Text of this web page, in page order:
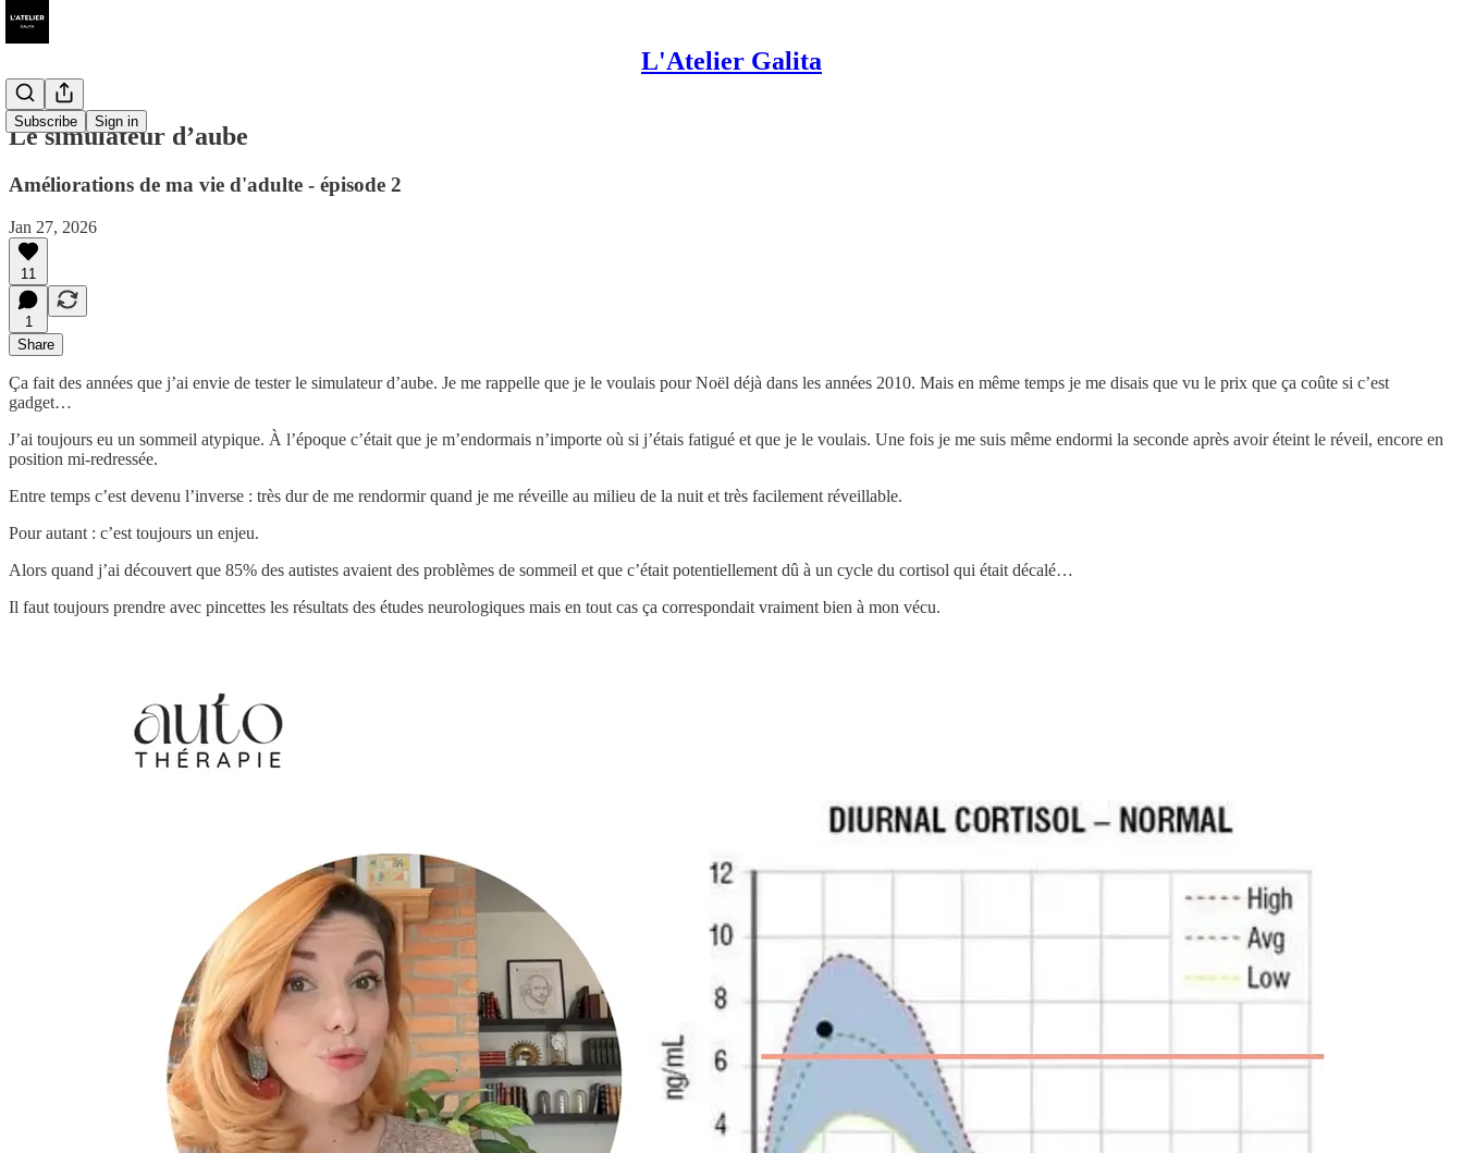
L'Atelier Galita
Subscribe Sign in
Le simulateur d’aube
Améliorations de ma vie d'adulte - épisode 2
Jan 27, 2026
11
1
Share
Ça fait des années que j’ai envie de tester le simulateur d’aube. Je me rappelle que je le voulais pour Noël déjà dans les années 2010. Mais en même temps je me disais que vu le prix que ça coûte si c’est
gadget…
J’ai toujours eu un sommeil atypique. À l’époque c’était que je m’endormais n’importe où si j’étais fatigué et que je le voulais. Une fois je me suis même endormi la seconde après avoir éteint le réveil, encore en
position mi-redressée.
Entre temps c’est devenu l’inverse : très dur de me rendormir quand je me réveille au milieu de la nuit et très facilement réveillable.
Pour autant : c’est toujours un enjeu.
Alors quand j’ai découvert que 85% des autistes avaient des problèmes de sommeil et que c’était potentiellement dû à un cycle du cortisol qui était décalé…
Il faut toujours prendre avec pincettes les résultats des études neurologiques mais en tout cas ça correspondait vraiment bien à mon vécu.